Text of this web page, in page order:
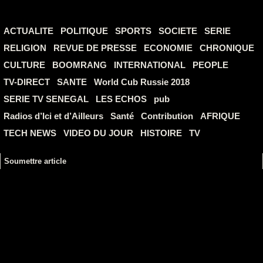
ACTUALITE POLITIQUE SPORTS SOCIETE
SERIE
RELIGION
REVUE DE PRESSE ECONOMIE
CHRONIQUE
CULTURE
BOOMRANG INTERNATIONAL
PEOPLE
TV-DIRECT
SANTE
World Cub Russie 2018
SERIE TV SENEGAL
LES ECHOS
pub
Radios d’Ici et d’Ailleurs
Santé Contribution
AFRIQUE
TECH NEWS
VIDEO DU JOUR HISTOIRE TV
Soumettre article